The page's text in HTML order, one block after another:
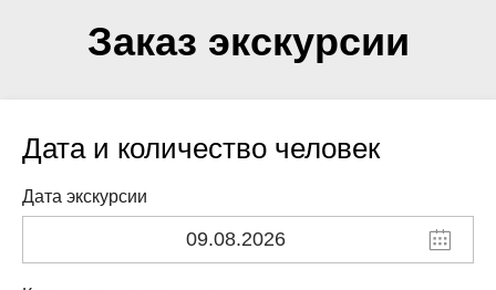
Заказ экскурсии
Дата и количество человек
Дата экскурсии